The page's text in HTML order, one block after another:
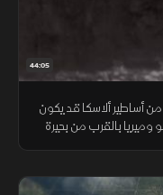
44:05
أساطير ألاسكا قد يكون
بالقرب من بحيرة